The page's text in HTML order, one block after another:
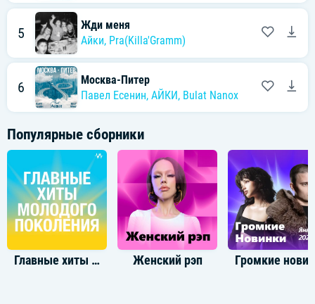
5
Жди меня
Айки, Pra(Killa'Gramm)
6
Москва-Питер
Павел Есенин, АЙКИ, Bulat Nanox
Популярные сборники
Главные хиты молодого поколения Женский рэп